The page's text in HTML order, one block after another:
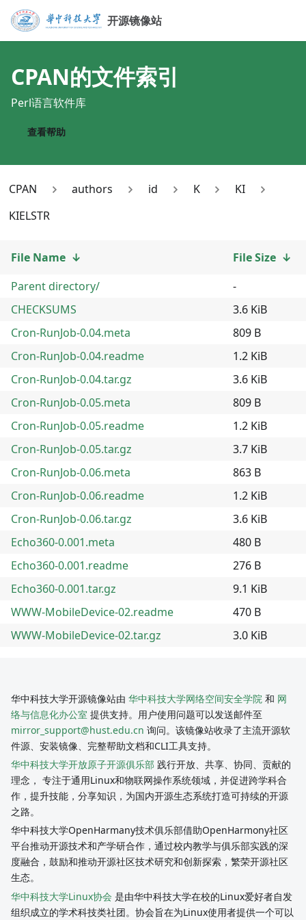
开源镜像站
CPAN的文件索引
Perl语言软件库
查看帮助
CPAN authors id K
KI
KIELSTR
File Name ↓ File Size ↓
Parent directory/
-
CHECKSUMS
3.6 KiB
Cron-RunJob-0.04.meta
809 B
Cron-RunJob-0.04.readme
1.2 KiB
Cron-RunJob-0.04.tar.gz
3.6 KiB
Cron-RunJob-0.05.meta
809 B
Cron-RunJob-0.05.readme
1.2 KiB
Cron-RunJob-0.05.tar.gz
3.7 KiB
Cron-RunJob-0.06.meta
863 B
Cron-RunJob-0.06.readme
1.2 KiB
Cron-RunJob-0.06.tar.gz
3.6 KiB
Echo360-0.001.meta
480 B
Echo360-0.001.readme
276 B
Echo360-0.001.tar.gz
9.1 KiB
WWW-MobileDevice-02.readme
470 B
WWW-MobileDevice-02.tar.gz
3.0 KiB
华中科技大学开源镜像站由 华中科技大学网络空间安全学院 和 网
络与信息化办公室 提供支持。用户使用问题可以发送邮件至
mirror_support@hust.edu.cn 询问。该镜像站收录了主流开源软
件源、安装镜像、完整帮助文档和CLI工具支持。
华中科技大学开放原子开源俱乐部 践行开放、共享、协同、贡献的
理念， 专注于通用Linux和物联网操作系统领域，并促进跨学科合
作，提升技能，分享知识，为国内开源生态系统打造可持续的开源
之路。
华中科技大学OpenHarmany技术俱乐部借助OpenHarmony社区
平台推动开源技术和产学研合作，通过校内教学与俱乐部实践的深
度融合，鼓励和推动开源社区技术研究和创新探索，繁荣开源社区
生态。
华中科技大学Linux协会 是由华中科技大学在校的Linux爱好者自发
组织成立的学术科技类社团。协会旨在为Linux使用者提供一个可以